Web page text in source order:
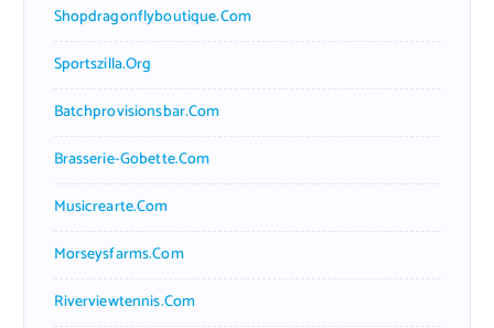
Shopdragonflyboutique.com
Sportszilla.org
Batchprovisionsbar.com
Brasserie-Gobette.com
Musicrearte.com
Morseysfarms.com
Riverviewtennis.com